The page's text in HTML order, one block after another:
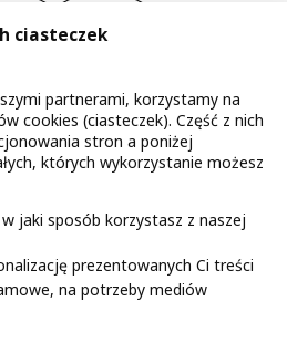
produkty
informacji
ciasteczek
partnerami, korzystamy na
cookies (ciasteczek). Część z nich
stron a poniżej
których wykorzystanie możesz
jaki sposób korzystasz z naszej
prezentowanych Ci treści
na potrzeby mediów